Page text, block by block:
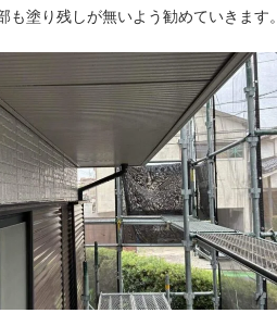
も塗り残しが無いよう勧めていきます。